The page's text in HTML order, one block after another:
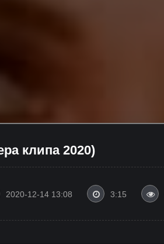
клипа 2020)
2020-12-14 13:08 3:15